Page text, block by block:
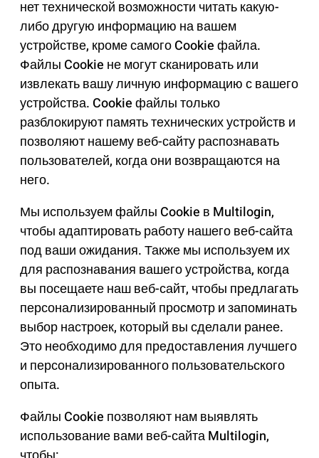
нет технической возможности читать какую-
либо другую информацию на вашем
устройстве, кроме самого Cookie файла.
Файлы Cookie не могут сканировать или
извлекать вашу личную информацию с вашего
устройства. Cookie файлы только
разблокируют память технических устройств и
позволяют нашему веб-сайту распознавать
пользователей, когда они возвращаются на
него.
Мы используем файлы Cookie в Multilogin,
чтобы адаптировать работу нашего веб-сайта
под ваши ожидания. Также мы используем их
для распознавания вашего устройства, когда
вы посещаете наш веб-сайт, чтобы предлагать
персонализированный просмотр и запоминать
выбор настроек, который вы сделали ранее.
Это необходимо для предоставления лучшего
и персонализированного пользовательского
опыта.
Файлы Cookie позволяют нам выявлять
использование вами веб-сайта Multilogin,